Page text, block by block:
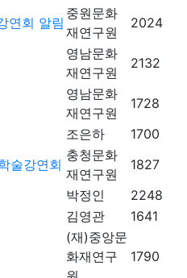
연회 알림
중원문화
재연구원
2024
영남문화
재연구원
2132
영남문화
재연구원
1728
조은하 1700
술강연회
충청문화
재연구원
1827
박정인 2248
김영관 1641
(재)중앙문
화재연구
1790